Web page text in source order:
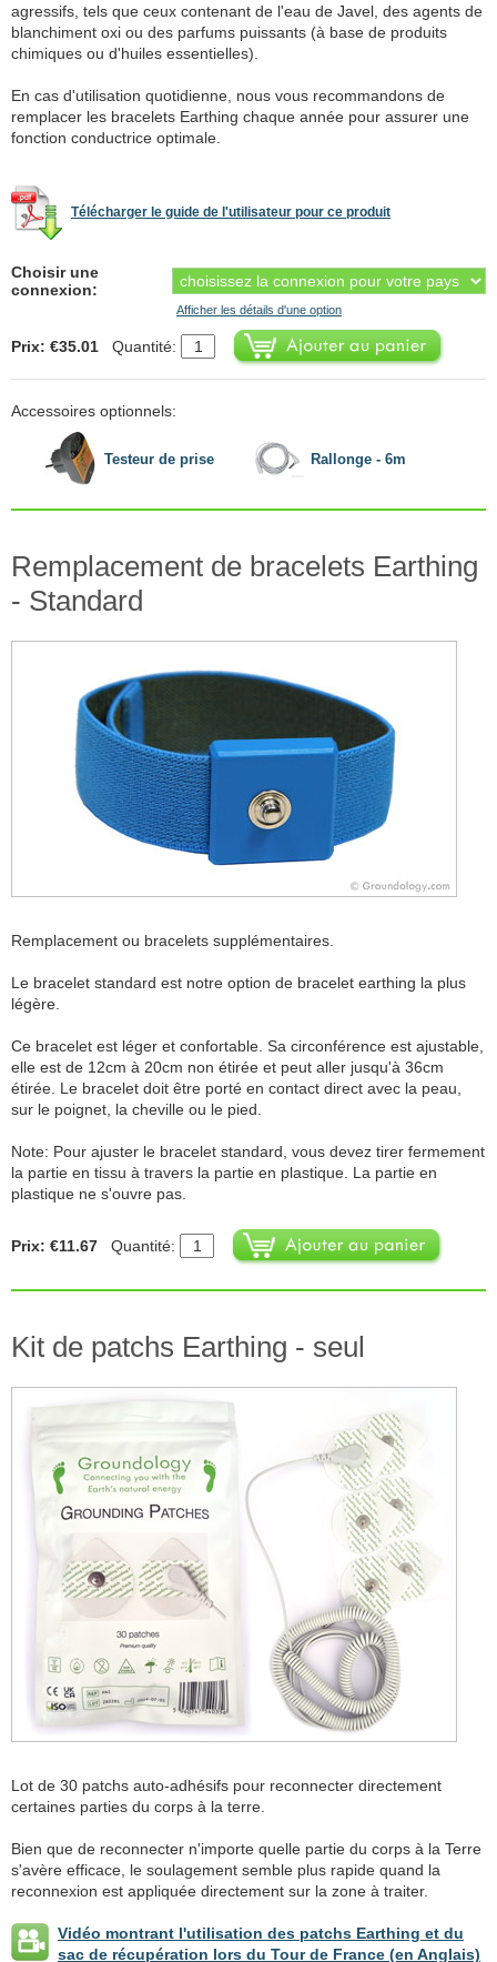
agressifs, tels que ceux contenant de l'eau de Javel, des agents de
blanchiment oxi ou des parfums puissants (à base de produits
chimiques ou d'huiles essentielles).
En cas d'utilisation quotidienne, nous vous recommandons de
remplacer les bracelets Earthing chaque année pour assurer une
fonction conductrice optimale.
Télécharger le guide de l'utilisateur pour ce produit
Choisir une
connexion:
Afficher les détails d'une option
Prix: €35.01 Quantité:
Accessoires optionnels:
Testeur de prise Rallonge - 6m
Remplacement de bracelets Earthing
- Standard
Remplacement ou bracelets supplémentaires.
Le bracelet standard est notre option de bracelet earthing la plus
légère.
Ce bracelet est léger et confortable. Sa circonférence est ajustable,
elle est de 12cm à 20cm non étirée et peut aller jusqu'à 36cm
étirée. Le bracelet doit être porté en contact direct avec la peau,
sur le poignet, la cheville ou le pied.
Note: Pour ajuster le bracelet standard, vous devez tirer fermement
la partie en tissu à travers la partie en plastique. La partie en
plastique ne s'ouvre pas.
Prix: €11.67 Quantité:
Kit de patchs Earthing - seul
Lot de 30 patchs auto-adhésifs pour reconnecter directement
certaines parties du corps à la terre.
Bien que de reconnecter n'importe quelle partie du corps à la Terre
s'avère efficace, le soulagement semble plus rapide quand la
reconnexion est appliquée directement sur la zone à traiter.
Vidéo montrant l'utilisation des patchs Earthing et du
sac de récupération lors du Tour de France (en Anglais)